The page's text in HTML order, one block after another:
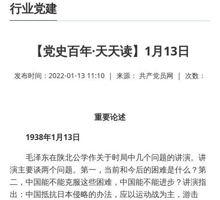
行业党建
【党史百年·天天读】1月13日
发布时间：2022-01-13 11:10 | 来源： 共产党员网 | 次数：
重要论述
1938年1月13日
毛泽东在陕北公学作关于时局中几个问题的讲演。讲
演主要谈两个问题。第一，当前和今后的困难是什么？第
二，中国能不能克服这些困难，中国能不能进步？讲演指
出：中国抵抗日本侵略的办法，应以运动战为主，游击